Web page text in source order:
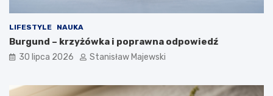
LIFESTYLE NAUKA
Burgund – krzyżówka i poprawna odpowiedź
30 lipca 2026 Stanisław Majewski